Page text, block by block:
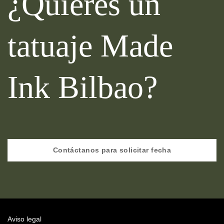
tatuaje Made
Ink Bilbao?
Contáctanos para solicitar fecha
Aviso legal